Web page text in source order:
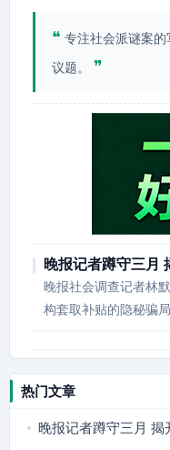
❝ 专注社会派谜案
议题。
❞
晚报记者蹲守三月
晚报社会调查记者林
构套取补贴的隐秘骗
热门文章
晚报记者蹲守三月 揭